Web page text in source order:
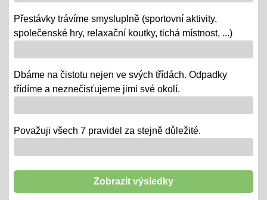
Výlety tříd, exkurze
12.06.2018
- od 18. 6. se "chystají" třídy za novými poznatky a
"Maturity" - IX.
06.06.2018
- 6. a 7. 6. = volná témata v prezentacích a "ústní" /
volba otázky - závěrečné zkoušky IX.
"Duhová akademie"
-tradiční představení třídních kolektivů ZŠ i MŠ
Přestávky trávíme smysluplně (sportovní aktivity,
společenské hry, relaxační koutky, tichá místnost, ...)
Dbáme na čistotu nejen ve svých třídách. Odpadky
třídíme a neznečisťujeme jimi své okolí.
Považuji všech 7 pravidel za stejně důležité.
Zobrazit výsledky